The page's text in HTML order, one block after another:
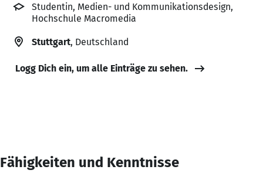
Studentin, Medien- und Kommunikationsdesign,
Hochschule Macromedia
Stuttgart, Deutschland
Logg Dich ein, um alle Einträge zu sehen.
Fähigkeiten und Kenntnisse